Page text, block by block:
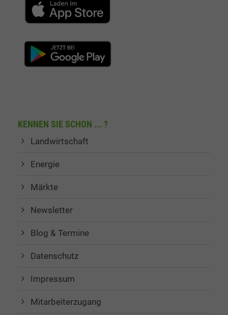
KENNEN SIE SCHON ... ?
Landwirtschaft
Energie
Märkte
Newsletter
Blog & Termine
Datenschutz
Impressum
Mitarbeiterzugang